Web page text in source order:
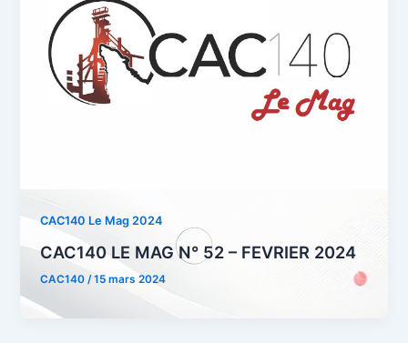
CAC140 Le Mag 2024
CAC140 LE MAG N° 52 – FEVRIER 2024
CAC140/15 mars 2024